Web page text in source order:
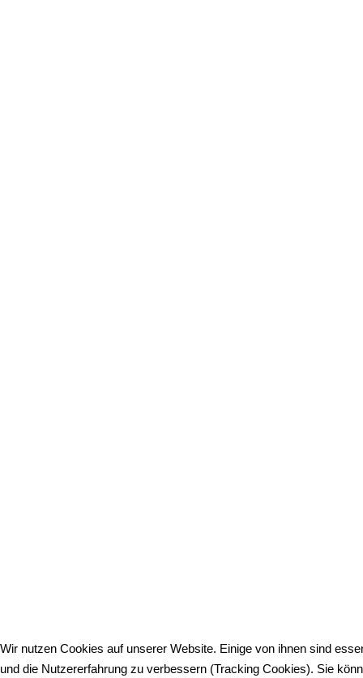
Wir nutzen Cookies auf unserer Website. Einige von ihnen sind
und die Nutzererfahrung zu verbessern (Tracking Cookies). Sie